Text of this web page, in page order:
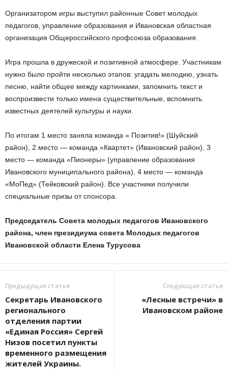
Организатором игры выступил районные Совет молодых
педагогов, управление образования и Ивановская областная
организация Общероссийского профсоюза образования.
Игра прошла в дружеской и позитивной атмосфере. Участникам
нужно было пройти несколько этапов: угадать мелодию, узнать
песню, найти общее между картинками, запомнить текст и
воспроизвести только имена существительные, вспомнить
известных деятелей культуры и науки.
По итогам 1 место заняла команда » Позитив!» (Шуйский
район), 2 место — команда «Квартет» (Ивановский район), 3
место — команда «Пионеры» (управление образования
Ивановского муниципального района), 4 место — команда
«МоПед» (Тейковский район). Все участники получили
специальные призы от спонсора.
Председатель Совета молодых педагогов Ивановского
района, член президиума совета Молодых педагогов
Ивановской области Елена Турусова
Предыдущая статья
Секретарь Ивановского
регионального
отделения партии
«Единая Россия» Сергей
Низов посетил пункты
временного размещения
жителей Украины.
Следующая статья
«Лесные встречи» в
Ивановском районе